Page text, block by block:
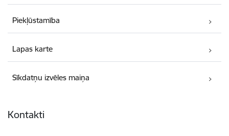
Piekļūstamība
Lapas karte
Sīkdatņu izvēles maiņa
Kontakti